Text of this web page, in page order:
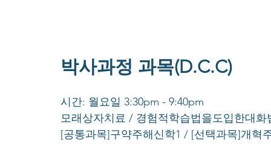
박사과정 과목(D.C.C)
시간: 월요일 3:30pm - 9:40pm
모래상자치료 / 경험적학습법을도입한대
[공통과목]구약주해신학1 / [선택과목]개혁